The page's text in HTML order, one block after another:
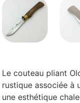
Le couteau pliant
rustique associée à
une esthétique